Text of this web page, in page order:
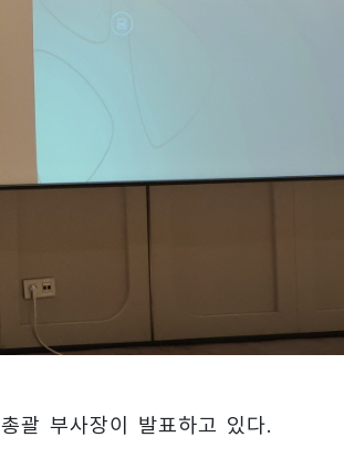
부사장이 발표하고 있다.